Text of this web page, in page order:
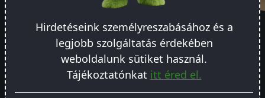
VÁLASZD KI, MILYEN CSOMAGBAN
Hirdetéseink személyreszabásához és a
legjobb szolgáltatás érdekében
weboldalunk sütiket használ.
Tájékoztatónkat itt éred el.